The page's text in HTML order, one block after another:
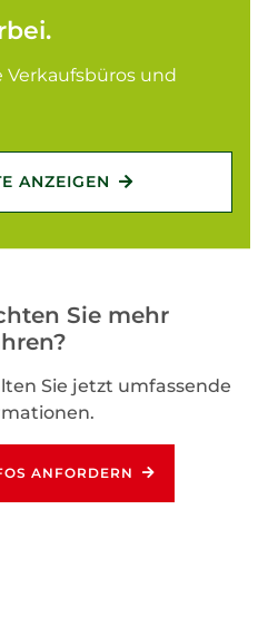
und
ANZEIGEN
Sie mehr
Sie jetzt umfassende
ANFORDERN